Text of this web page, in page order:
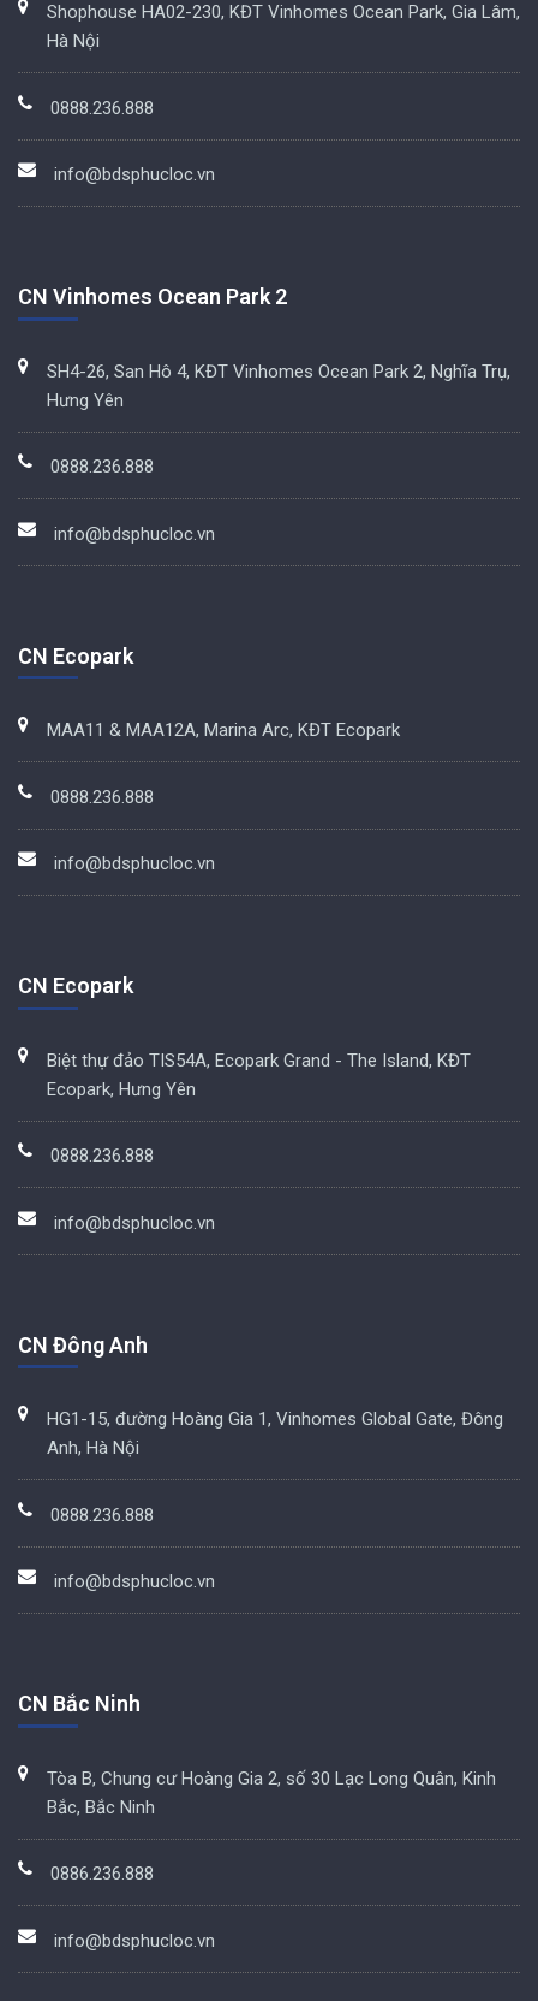
Shophouse HA02-230, KĐT Vinhomes Ocean Park, Gia Lâm,
Hà Nội
0888.236.888
info@bdsphucloc.vn
CN Vinhomes Ocean Park 2
SH4-26, San Hô 4, KĐT Vinhomes Ocean Park 2, Nghĩa Trụ,
Hưng Yên
0888.236.888
info@bdsphucloc.vn
CN Ecopark
MAA11 & MAA12A, Marina Arc, KĐT Ecopark
0888.236.888
info@bdsphucloc.vn
CN Ecopark
Biệt thự đảo TIS54A, Ecopark Grand - The Island, KĐT
Ecopark, Hưng Yên
0888.236.888
info@bdsphucloc.vn
CN Đông Anh
HG1-15, đường Hoàng Gia 1, Vinhomes Global Gate, Đông
Anh, Hà Nội
0888.236.888
info@bdsphucloc.vn
CN Bắc Ninh
Tòa B, Chung cư Hoàng Gia 2, số 30 Lạc Long Quân, Kinh
Bắc, Bắc Ninh
0886.236.888
info@bdsphucloc.vn